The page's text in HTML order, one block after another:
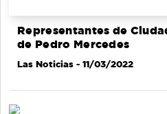
Representantes de
de Pedro Mercedes
Las Noticias - 11/03/2022